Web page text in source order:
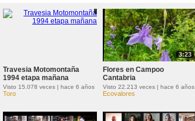
Travesia Motomontaña
1994 etapa mañana
Visto 15.078 veces | hace 6 años
Toro
3:23
Flores en Campoo
Cantabria
Visto 22.213 veces | hace 6 años
Ecovalores